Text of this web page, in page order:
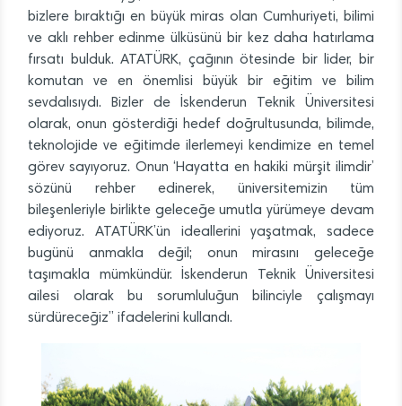
bizlere bıraktığı en büyük miras olan Cumhuriyeti, bilimi
ve aklı rehber edinme ülküsünü bir kez daha hatırlama
fırsatı bulduk. ATATÜRK, çağının ötesinde bir lider, bir
komutan ve en önemlisi büyük bir eğitim ve bilim
sevdalısıydı. Bizler de İskenderun Teknik Üniversitesi
olarak, onun gösterdiği hedef doğrultusunda, bilimde,
teknolojide ve eğitimde ilerlemeyi kendimize en temel
görev sayıyoruz. Onun ‘Hayatta en hakiki mürşit ilimdir’
sözünü rehber edinerek, üniversitemizin tüm
bileşenleriyle birlikte geleceğe umutla yürümeye devam
ediyoruz. ATATÜRK’ün ideallerini yaşatmak, sadece
bugünü anmakla değil; onun mirasını geleceğe
taşımakla mümkündür. İskenderun Teknik Üniversitesi
ailesi olarak bu sorumluluğun bilinciyle çalışmayı
sürdüreceğiz” ifadelerini kullandı.